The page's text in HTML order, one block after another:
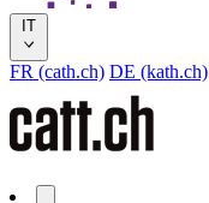
IT
FR (cath.ch) DE (kath.ch)